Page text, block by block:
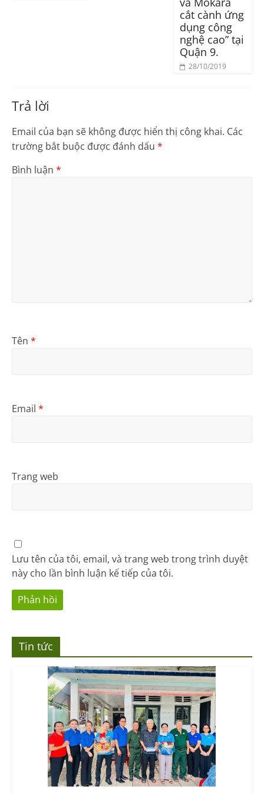
cắt cành ứng
dụng công
nghệ cao” tại
Quận 9.
28/10/2019
Trả lời
Email của bạn sẽ không được hiển thị công khai. Các
trường bắt buộc được đánh dấu *
Bình luận *
Tên *
Email *
Trang web
Lưu tên của tôi, email, và trang web trong trình duyệt
này cho lần bình luận kế tiếp của tôi.
Tin tức